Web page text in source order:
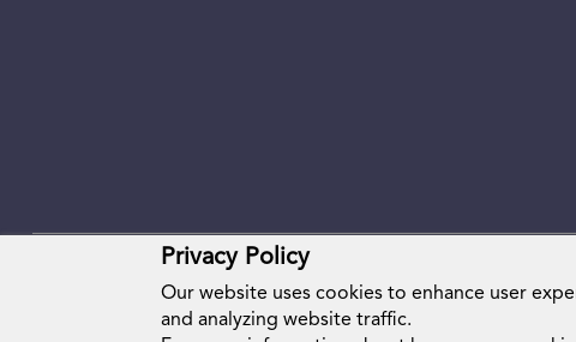
Privacy Policy
Our website uses cookies to enhance user
and analyzing website traffic.